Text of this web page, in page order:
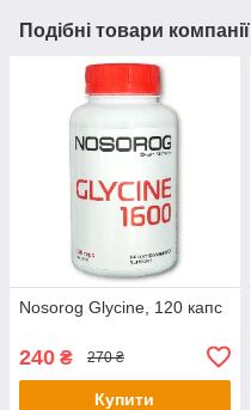
Подібні товари компанії
Nosorog Glycine, 120 капс
240 ₴ 270 ₴
Купити